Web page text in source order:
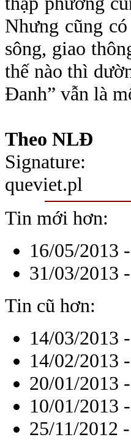
Nhưng cũng
sông, giao
thế nào thì
Đanh” vẫn là
Theo NLĐ
Signature:
queviet.pl
Tin mới hơn:
16/05/2013
31/03/2013
Tin cũ hơn:
14/03/2013
14/02/2013
20/01/2013
10/01/2013
25/11/2012